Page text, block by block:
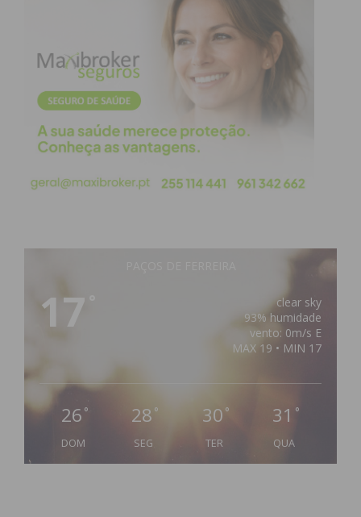
17
clear sky
93% humidade
vento: 0m/s E
MAX 19 • MIN 17
26 °
DOM
28 °
SEG
30 °
TER
31 °
QUA